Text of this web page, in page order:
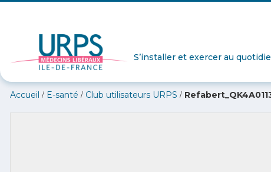
S’installer et exercer au
Accueil / E-santé / Club utilisateurs URPS /